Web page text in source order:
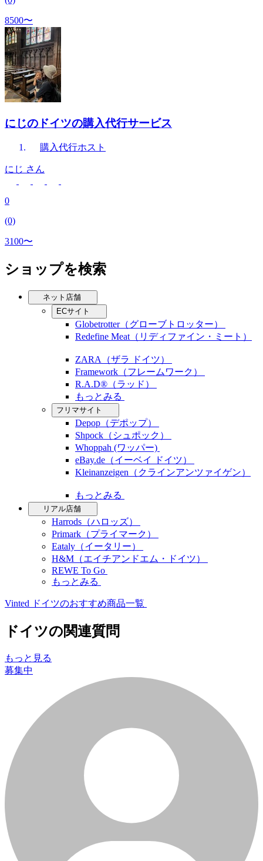
8500〜
にじのドイツの購入代行サービス
購入代行ホスト
にじ さん
0
(0)
3100〜
ショップを検索
ネット店舗
ECサイト
Globetrotter（グローブトロッター）
Redefine Meat（リディファイン・ミート）
ZARA（ザラ ドイツ）
Framework（フレームワーク）
R.A.D®（ラッド）
もっとみる
フリマサイト
Depop（デポップ）
Shpock（シュポック）
Whoppah (ワッパー)
eBay.de（イーベイ ドイツ）
Kleinanzeigen（クラインアンツァイゲン）
もっとみる
リアル店舗
Harrods（ハロッズ）
Primark（プライマーク）
Eataly（イータリー）
H&M（エイチアンドエム・ドイツ）
REWE To Go
もっとみる
Vinted ドイツのおすすめ商品一覧
ドイツの関連質問
もっと見る
募集中